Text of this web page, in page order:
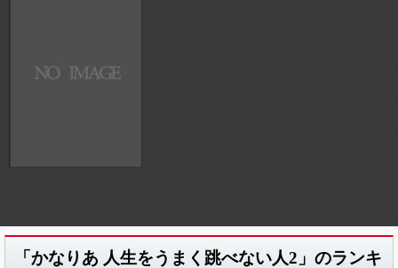
「かなりあ 人生をうまく跳べない人2」のランキ